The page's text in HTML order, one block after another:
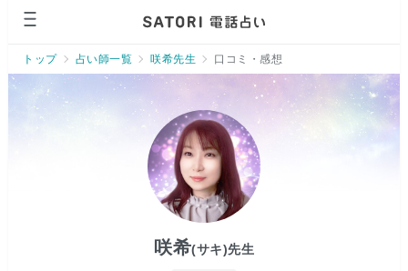
トップ 占い師一覧 咲希先生 口コミ・感想
咲希(サキ)先生